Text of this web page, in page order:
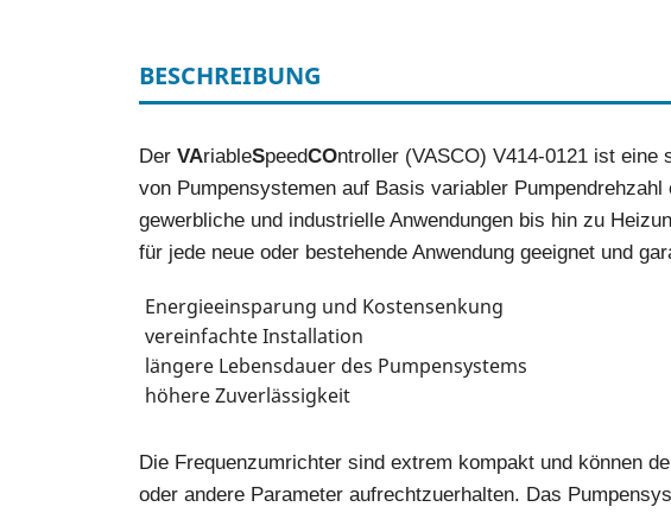
BESCHREIBUNG
Der VAriableSpeedCOntroller (VASCO) V414-0121 ist
von Pumpensystemen auf Basis variabler
gewerbliche und industrielle Anwendungen bis hin zu
für jede neue oder bestehende Anwendung geeignet und
Energieeinsparung und Kostensenkung
vereinfachte Installation
längere Lebensdauer des Pumpensystems
höhere Zuverlässigkeit
Die Frequenzumrichter sind extrem kompakt und können
oder andere Parameter aufrechtzuerhalten. Das